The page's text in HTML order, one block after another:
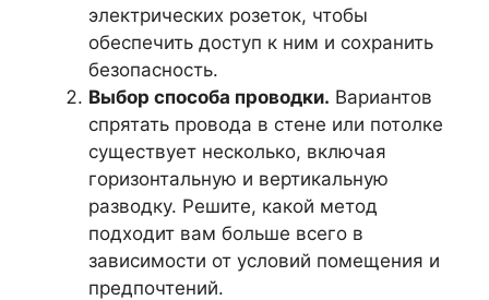
электрических розеток, чтобы
обеспечить доступ к ним и сохранить
безопасность.
Выбор способа проводки. Вариантов
спрятать провода в стене или потолке
существует несколько, включая
горизонтальную и вертикальную
разводку. Решите, какой метод
подходит вам больше всего в
зависимости от условий помещения и
предпочтений.